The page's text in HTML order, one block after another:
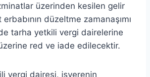
üzerinden kesilen gelir
düzeltme zamanaşımı
tarha yetkili vergi dairelerine
red ve iade edilecektir.
vergi dairesi, işverenin